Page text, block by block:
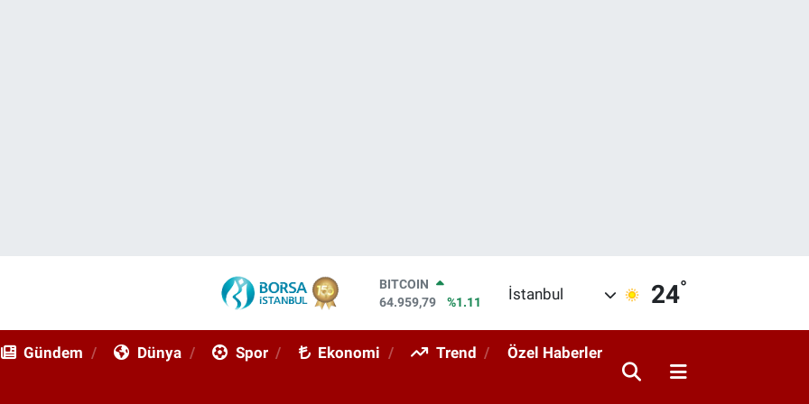
DOLAR
47,7436
%0.18
STERLİN
İstanbul 24°
Gündem Dünya Spor Ekonomi Trend Özel Haberler